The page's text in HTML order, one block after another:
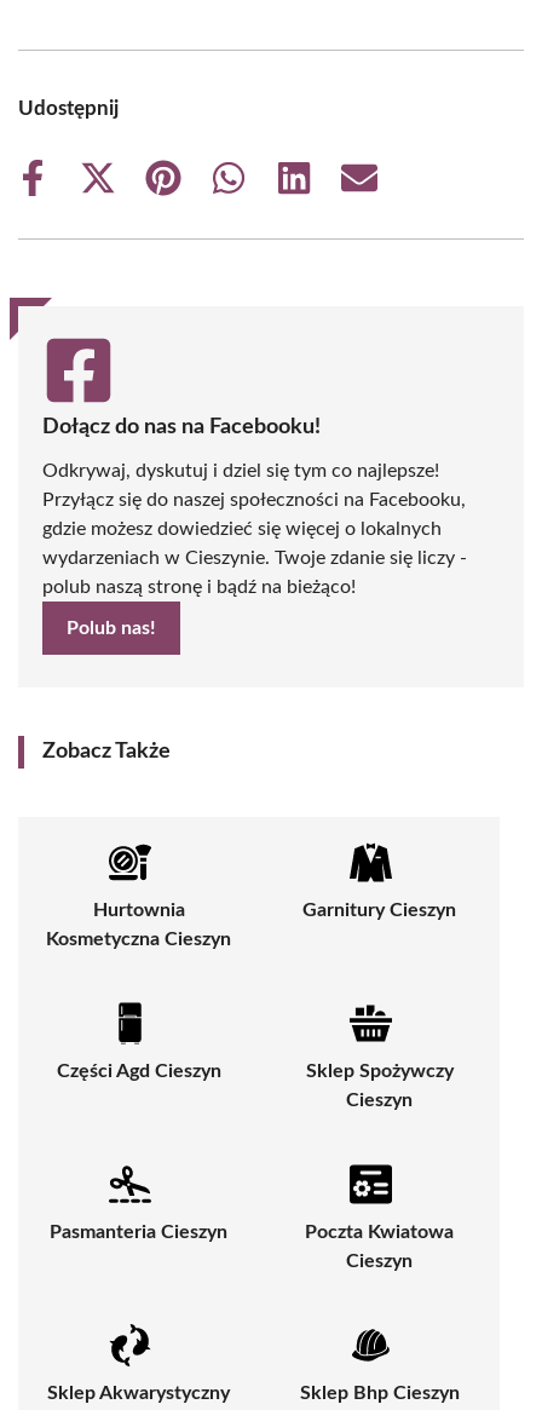
Udostępnij
Share
Share
(Twitter)
Share
Share
Share
Share
Dołącz do nas na Facebooku!
Odkrywaj, dyskutuj i dziel się tym co najlepsze!
Przyłącz się do naszej społeczności na Facebooku,
gdzie możesz dowiedzieć się więcej o lokalnych
wydarzeniach w Cieszynie. Twoje zdanie się liczy -
polub naszą stronę i bądź na bieżąco!
Polub nas!
Zobacz Także
Hurtownia
Kosmetyczna Cieszyn
Garnitury Cieszyn
Części Agd Cieszyn
Sklep Spożywczy
Cieszyn
Pasmanteria Cieszyn
Poczta Kwiatowa
Cieszyn
Sklep Akwarystyczny Sklep Bhp Cieszyn